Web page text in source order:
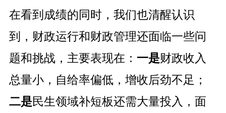
在看到成绩的同时，我们也清醒认识
到，财政运行和财政管理还面临一些问
题和挑战，主要表现在： 一是财政收入
总量小，自给率偏低，增收后劲不足；
二是民生领域补短板还需大量投入，面